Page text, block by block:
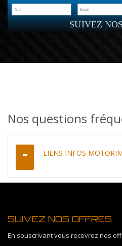
SUIVEZ
Nos questions
LIENS INFOS
SUIVEZ NOS OFFRES
En souscrivant vous recevrez nos